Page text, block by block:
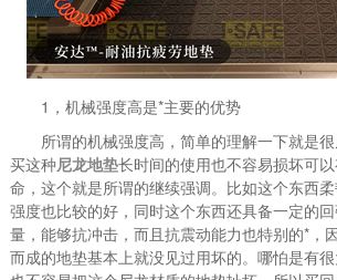
1，机械强度高是*主要的优势
所谓的机械强度高，简单的理解一下就是很
买这种尼龙地垫长时间的使用也不容易损坏可
命，这个就是所谓的继续强调。比如这个东西
强度也比较的好，同时这个东西还具备一定的
量，能够抗冲击，而且抗震动能力也特别的*，
而成的地垫基本上就没见过用坏的。哪怕是有很